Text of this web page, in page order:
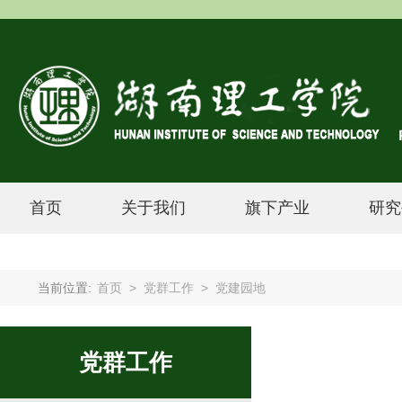
首页 关于我们 旗下产业 研
当前位置: 首页 > 党群工作 > 党建园地
党群工作